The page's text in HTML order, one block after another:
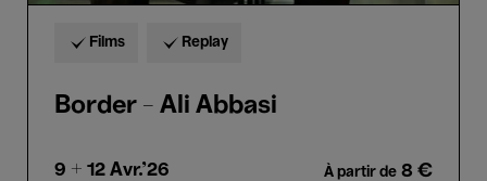
Films Replay
Border - Ali Abbasi
9 + 12 Avr.'26 À partir de 8 €